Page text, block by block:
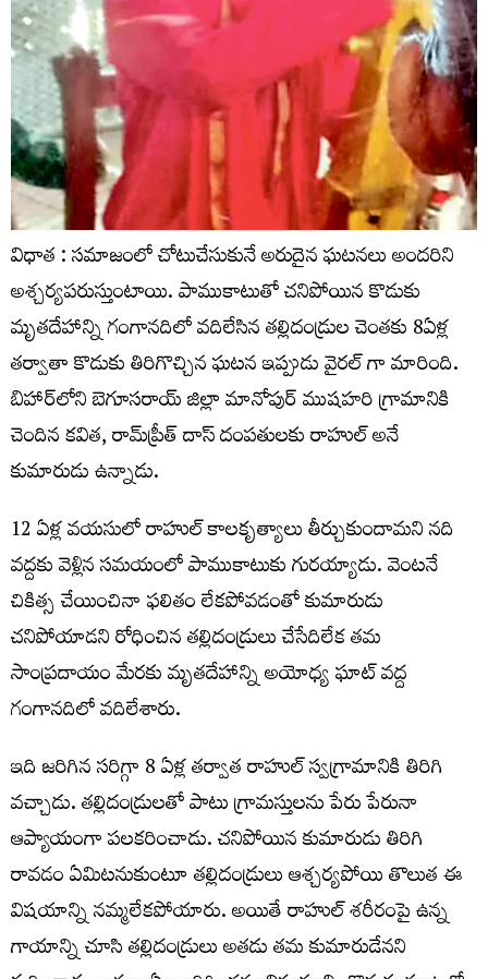
విధాత : సమాజంలో చోటుచేసుకునే అరుదైన ఘటనలు అందరిని
అశ్చర్యపరుస్తుంటాయి. పాముకాటుతో చనిపోయిన కొడుకు
మృతదేహాన్ని గంగానదిలో వదిలేసిన తల్లిదండ్రుల చెంతకు 8ఏళ్ల
తర్వాతా కొడుకు తిరిగొచ్చిన ఘటన ఇప్పుడు వైరల్ గా మారింది.
బిహార్‌లోని బెగూసరాయ్‌ జిల్లా మానోపుర్‌ ముషహరి గ్రామానికి
చెందిన కవిత, రామ్‌ప్రీత్‌ దాస్‌ దంపతులకు రాహుల్ అనే
కుమారుడు ఉన్నాడు.
12 ఏళ్ల వయసులో రాహుల్ కాలకృత్యాలు తీర్చుకుందామని నది
వద్దకు వెళ్లిన సమయంలో పాముకాటుకు గురయ్యాడు. వెంటనే
చికిత్స చేయించినా ఫలితం లేకపోవడంతో కుమారుడు
చనిపోయాడని రోధించిన తల్లిదండ్రులు చేసేదిలేక తమ
సాంప్రదాయం మేరకు మృతదేహాన్ని అయోధ్య ఘాట్‌ వద్ద
గంగానదిలో వదిలేశారు.
ఇది జరిగిన సరిగ్గా 8 ఏళ్ల తర్వాత రాహుల్‌ స్వగ్రామానికి తిరిగి
వచ్చాడు. తల్లిదండ్రులతో పాటు గ్రామస్తులను పేరు పేరునా
ఆప్యాయంగా పలకరించాడు. చనిపోయిన కుమారుడు తిరిగి
రావడం ఏమిటనుకుంటూ తల్లిదండ్రులు ఆశ్చర్యపోయి తొలుత ఈ
విషయాన్ని నమ్మలేకపోయారు. అయితే రాహుల్‌ శరీరంపై ఉన్న
గాయాన్ని చూసి తల్లిదండ్రులు అతడు తమ కుమారుడేనని